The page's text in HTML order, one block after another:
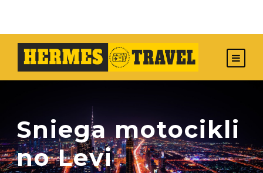
Sniega motocikli
no Levi